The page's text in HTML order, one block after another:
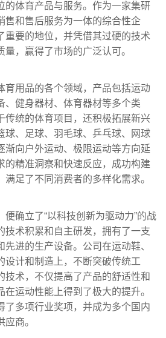
的体育产品与服务。作为一家集研
售和售后服务为一体的综合性企
重要的地位，并凭借其过硬的技术
量，赢得了市场的广泛认可。
育用品的各个领域，产品包括运动
、健身器材、体育器材等多个类
传统的体育项目，还积极拓展新兴
球、足球、羽毛球、乒乓球、网球
渐向户外运动、极限运动等方向延
的精准洞察和快速反应，成功构建
满足了不同消费者的多样化需求。
便确立了“以科技创新为驱动力”的战
技术积累和自主研发，拥有了一支
先进的生产设备。公司在运动鞋、
设计和制造上，不断突破传统工
技术，不仅提高了产品的舒适性和
在运动性能上得到了极大的提升。
了多项行业奖项，并成为多个国内
商。